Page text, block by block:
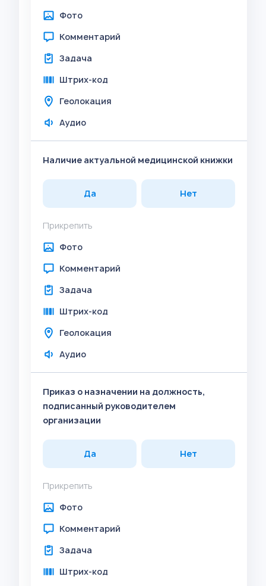
Фото
Комментарий
Задача
Штрих-код
Геолокация
Аудио
Наличие актуальной медицинской книжки
Да Нет
Прикрепить
Фото
Комментарий
Задача
Штрих-код
Геолокация
Аудио
Приказ о назначении на должность,
подписанный руководителем
организации
Да Нет
Прикрепить
Фото
Комментарий
Задача
Штрих-код